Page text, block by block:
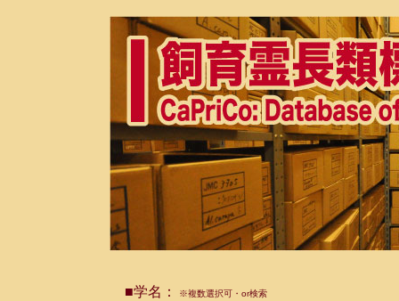
■学名： ※複数選択可・or検索